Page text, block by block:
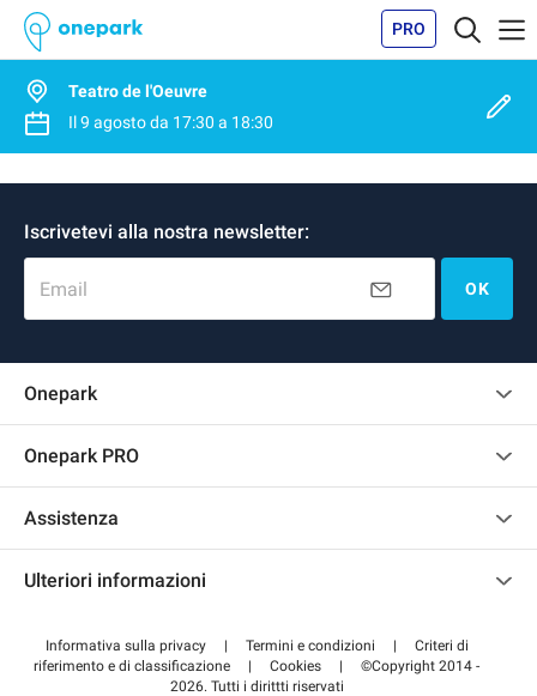
PRO
Teatro de l'Oeuvre
Il9 agostoda 17:30 a 18:30
Iscrivetevi alla nostra newsletter:
Email OK
Onepark
Onepark PRO
Accedi all'area partner
Assistenza
Pagare per il parcheggio FLOW
Ulteriori informazioni
Informativa sulla privacy | Termini e condizioni |
Criteri di
riferimento e di classificazione
| Cookies |
©Copyright 2014 -
2026. Tutti i dirittti riservati